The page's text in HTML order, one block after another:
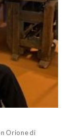
Orione di